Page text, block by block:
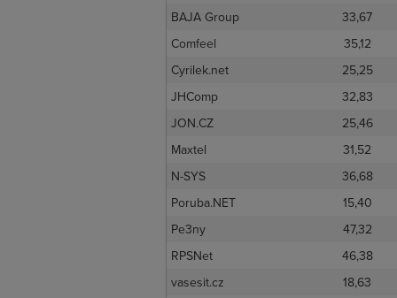
BAJA Group
33,67
Comfeel
35,12
Cyrilek.net
25,25
JHComp
32,83
JON.CZ
25,46
Maxtel
31,52
N-SYS
36,68
Poruba.NET
15,40
Pe3ny
47,32
RPSNet
46,38
vasesit.cz
18,63